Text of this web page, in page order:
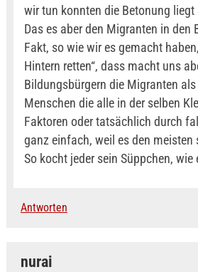
wir tun konnten die Betonung liegt
Das es aber den Migranten in
Fakt, so wie wir es gemacht
Hintern retten“, dass macht uns
Bildungsbürgern die Migranten
Menschen die alle in der selben
Faktoren oder tatsächlich durch
ganz einfach, weil es den
So kocht jeder sein Süppchen,
Antworten
nurai